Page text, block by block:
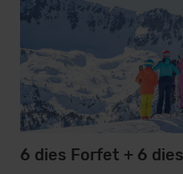
6 dies Forfet + 6